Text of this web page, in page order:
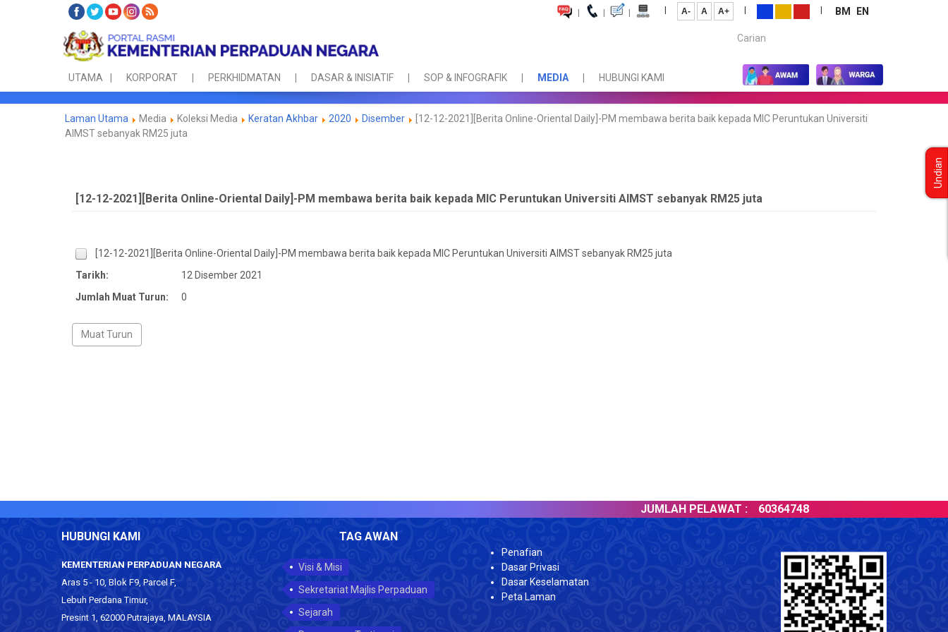
| | | | A- A A+ | | BM
EN
Carian...
UTAMA KORPORAT PERKHIDMATAN DASAR & INISIATIF SOP & INFOGRAFIK MEDIA HUBUNGI KAMI
Laman Utama Media Koleksi Media Keratan Akhbar 2020 Disember
[12-12-2021][Berita Online-Oriental Daily]-PM membawa berita baik kepada MIC Peruntukan Universiti
AIMST sebanyak RM25 juta
[12-12-2021][Berita Online-Oriental Daily]-PM membawa berita baik kepada MIC Peruntukan Universiti AIMST sebanyak RM25 juta
[12-12-2021][Berita Online-Oriental Daily]-PM membawa berita baik kepada MIC Peruntukan Universiti AIMST sebanyak RM25 juta
Tarikh:
12 Disember 2021
Jumlah Muat Turun:
0
JUMLAH PELAWAT : 60364748
HUBUNGI KAMI
KEMENTERIAN PERPADUAN NEGARA
Aras 5 - 10, Blok F9, Parcel F,
Lebuh Perdana Timur,
Presint 1, 62000 Putrajaya, MALAYSIA
TAG AWAN
Visi & Misi
Sekretariat Majlis Perpaduan
Sejarah
Penafian
Dasar Privasi
Dasar Keselamatan
Peta Laman
Undian